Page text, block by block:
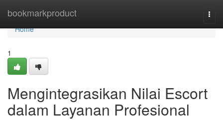
bookmarkproduct
Home
Home
1
Mengintegrasikan Nilai Escort
dalam Layanan Profesional